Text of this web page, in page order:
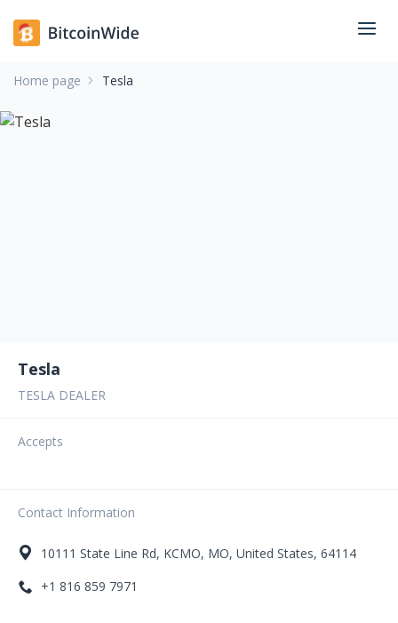
Home page Tesla
Tesla
TESLA DEALER
Accepts
Contact Information
10111 State Line Rd, KCMO, MO, United States, 64114
+1 816 859 7971